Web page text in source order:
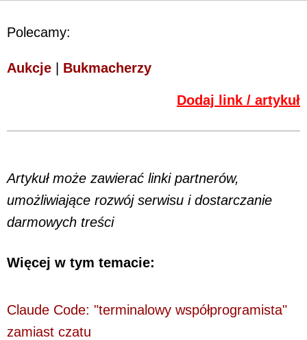
Polecamy:
Aukcje Bukmacherzy
Dodaj link / artykuł
Artykuł może zawierać linki partnerów,
umożliwiające rozwój serwisu i dostarczanie
darmowych treści
Więcej w tym temacie:
Claude Code: "terminalowy współprogramista"
zamiast czatu